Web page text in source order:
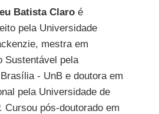
Batista Claroé
pela Universidade
mestra em
Sustentável pela
- UnB e doutora em
pela Universidade de
Cursou pós-doutorado em